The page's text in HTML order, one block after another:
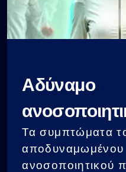
Αδύναμο
σύστημα
Τα συμπτώματα
αποδυναμωμένου
ανοσοποιητικού